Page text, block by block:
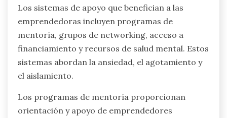
del impostor en algún momento, siendo las
mujeres desproporcionadamente afectadas.
Este fenómeno puede obstaculizar el progreso
profesional y contribuir a desafíos de salud
mental. Abordar estos problemas a través de
redes de apoyo y mentoría puede ayudar a
impostor.